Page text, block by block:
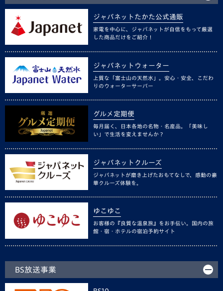
ジャパネットたかた公式通販
家電を中心に、ジャパネットが自信をもって厳選
した商品だけをご紹介！
ジャパネットウォーター
上質な「富士山の天然水」。安心・安全、こだわ
りのウォーターサーバー
グルメ定期便
毎月届く、日本各地の名物・名産品。「美味し
い」で生活を変えませんか？
ジャパネットクルーズ
ジャパネットが磨き上げたおもてなしで、感動の豪
華クルーズ体験を。
ゆこゆこ
お客様の『良質な温泉旅』をお手伝い。国内の旅
館・宿・ホテルの宿泊予約サイト
BS放送事業